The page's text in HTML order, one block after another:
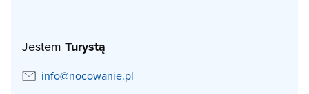
Jestem Turystą
info@nocowanie.pl